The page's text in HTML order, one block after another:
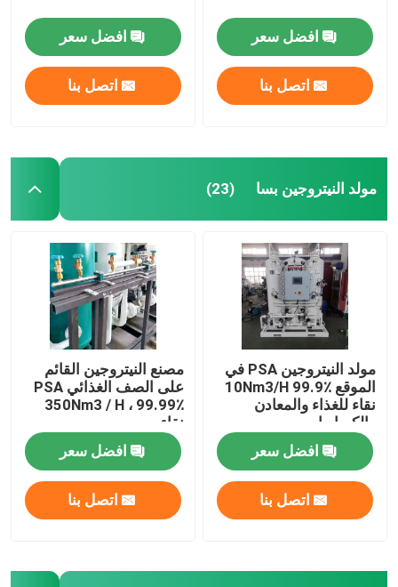
افضل سعر
اتصل بنا
افضل سعر
اتصل بنا
مولد النيتروجين بسا (23)
مولد النيتروجين PSA في
الموقع 10Nm3/H 99.9٪
نقاء للغذاء والمعادن
والكيماويات
افضل سعر
اتصل بنا
مصنع النيتروجين القائم
على الصف الغذائي PSA
350Nm3 / H ، 99.99٪
نقاء
افضل سعر
اتصل بنا